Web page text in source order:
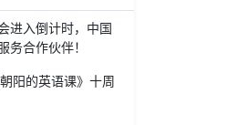
进入倒计时，中国
务合作伙伴！
阳的英语课》十周